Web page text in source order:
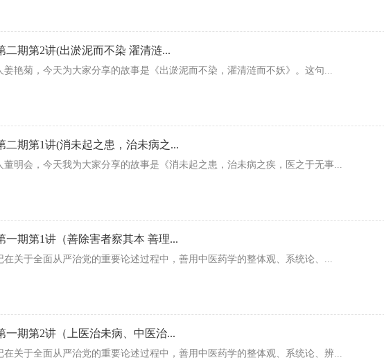
二期第2讲(出淤泥而不染 濯清涟...
艳菊，今天为大家分享的故事是《出淤泥而不染，濯清涟而不妖》。这句...
二期第1讲(消未起之患，治未病之...
明会，今天我为大家分享的故事是《消未起之患，治未病之疾，医之于无事...
一期第1讲（善除害者察其本 善理...
关于全面从严治党的重要论述过程中，善用中医药学的整体观、系统论、...
一期第2讲（上医治未病、中医治...
关于全面从严治党的重要论述过程中，善用中医药学的整体观、系统论、辨...